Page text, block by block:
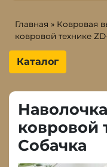
Главная » Ковровая
ковровой технике
Каталог
ковровой
Собачка